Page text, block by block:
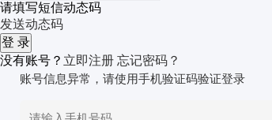
请填写短信动态码
发送动态码
没有账号？ 立即注册 忘记密码？
账号信息异常，请使用手机验证码验证登录